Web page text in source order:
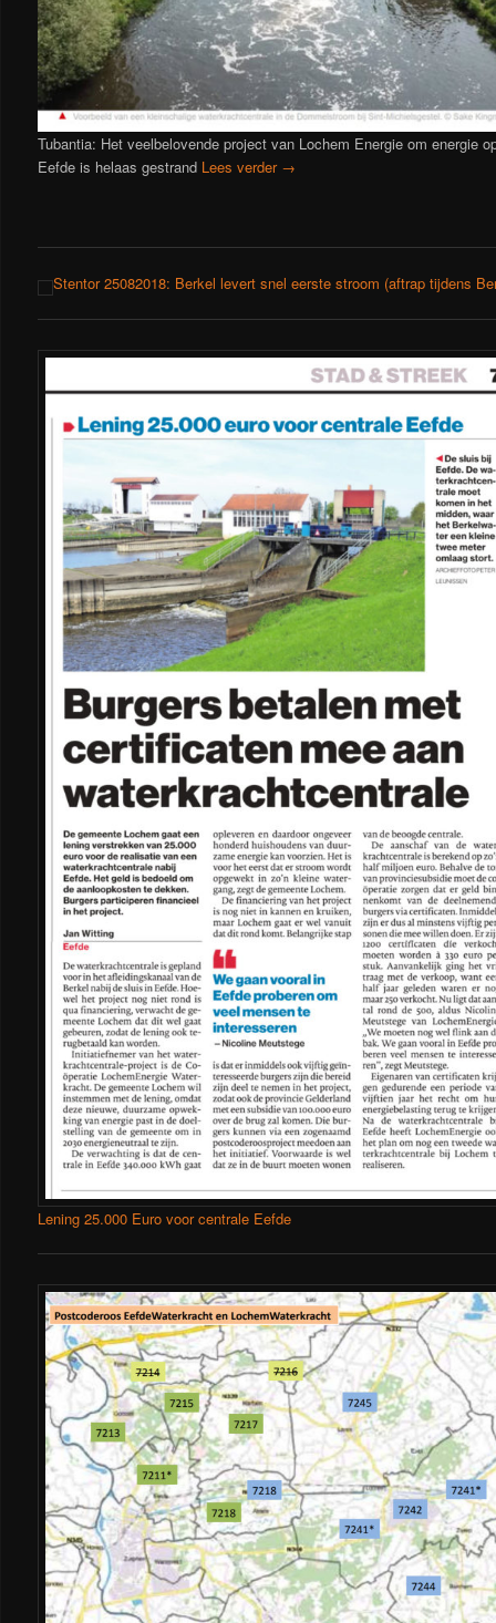
Tubantia: Het veelbelovende project van Lochem Energie om energie
Eefde is helaas gestrand Lees verder →
Stentor 25082018: Berkel levert snel eerste stroom (aftrap tijdens
Lening 25.000 Euro voor centrale Eefde